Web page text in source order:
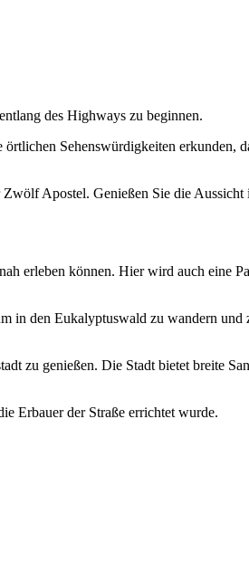
des Highways zu beginnen.
Sehenswürdigkeiten erkunden,
Apostel. Genießen Sie die
erleben können. Hier wird auch eine
in den Eukalyptuswald zu wandern
zu genießen. Die Stadt bietet breite
Erbauer der Straße errichtet wurde.